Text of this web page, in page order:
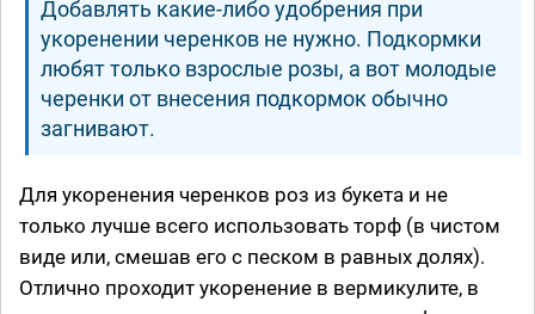
Добавлять какие-либо удобрения при
укоренении черенков не нужно. Подкормки
любят только взрослые розы, а вот молодые
черенки от внесения подкормок обычно
загнивают.
Для укоренения черенков роз из букета и не
только лучше всего использовать торф (в чистом
виде или, смешав его с песком в равных долях).
Отлично проходит укоренение в вермикулите, в